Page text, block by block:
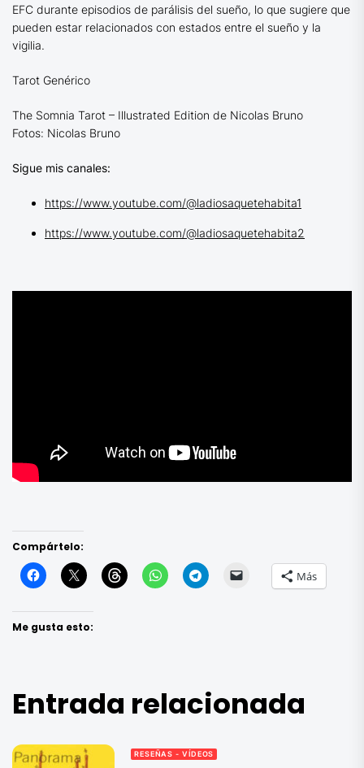
EFC durante episodios de parálisis del sueño, lo que sugiere que
pueden estar relacionados con estados entre el sueño y la
vigilia.
Tarot Genérico
The Somnia Tarot – Illustrated Edition de Nicolas Bruno
Fotos: Nicolas Bruno
Sigue mis canales:
https://www.youtube.com/@ladiosaquetehabita1
https://www.youtube.com/@ladiosaquetehabita2
Compártelo:
Más
Me gusta esto:
Entrada relacionada
RESEÑAS - VÍDEOS